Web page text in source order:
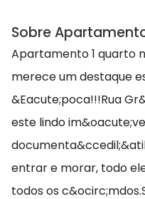
Sobre
Apartamento 1 quarto
merece um destaque
&Eacute;poca!!!Rua
este lindo
entrar e morar, todo
todos os